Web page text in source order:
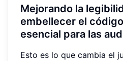
Mejorando la
embellecer el
esencial para las
Esto es lo que cambia el